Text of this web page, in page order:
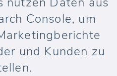
Console, um
und Kunden zu